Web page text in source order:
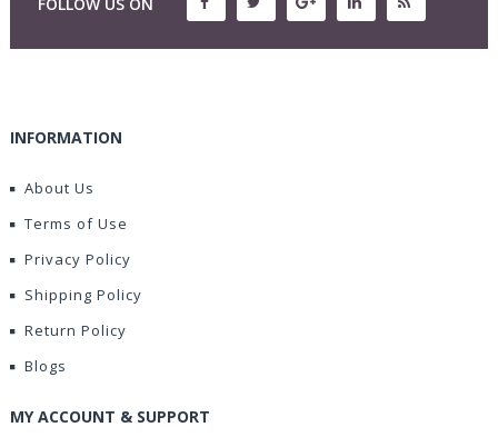
INFORMATION
About Us
Terms of Use
Privacy Policy
Shipping Policy
Return Policy
Blogs
MY ACCOUNT & SUPPORT